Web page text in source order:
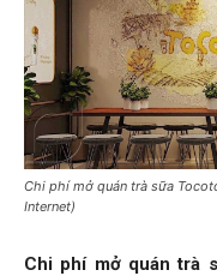
Chi phí mở quán trà sữa
Internet)
Chi phí mở quán trà